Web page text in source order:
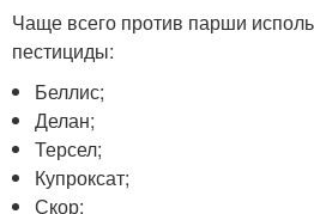
Чаще всего против парши
пестициды:
Беллис;
Делан;
Терсел;
Купроксат;
Скор;